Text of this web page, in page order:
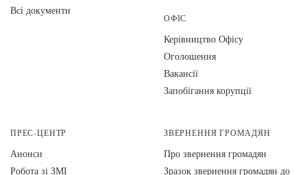
Всі документи
ОФІС
Керівництво Офісу
Оголошення
Вакансії
Запобігання корупції
ПРЕС-ЦЕНТР
Анонси
Робота зі ЗМІ
ЗВЕРНЕННЯ ГРОМАДЯН
Про звернення громадян
Зразок звернення громадян до